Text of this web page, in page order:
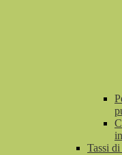
Tassi di